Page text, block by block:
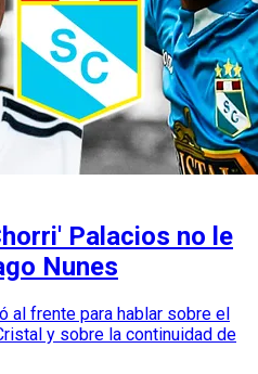
Palacios no le
Nunes
al frente para hablar sobre el
y sobre la continuidad de